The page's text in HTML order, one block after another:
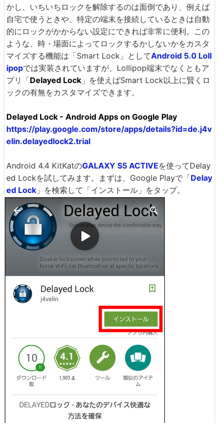
かし、いちいちロックを解除するのは面倒であり、例えば
自宅で使うときや、特定の端末を接続しているときは自動
的にロックがかからない設定にできれば非常に便利。この
ような、時・場面によってロックするかしないかをカスタ
マイズする機能は「Smart Lock」としてAndroid 5.0 Loll
ipopでは実装されていますが、Lollipop端末でなくともア
プリ「Delayed Lock 」を使えばSmart Lock以上に賢くロ
ックの有無をカスタマイズできます。
Delayed Lock - Android Apps on Google Play
https://play.google.com/store/apps/details?id=de.j4v
elin.delayedlock2.trial
Android 4.4 KitKatのGALAXY S5 ACTIVEを使ってDelay
ed Lockを試してみます。まずは、Google Playで「Delay
ed Lock 」を検索して「インストール」をタップ。